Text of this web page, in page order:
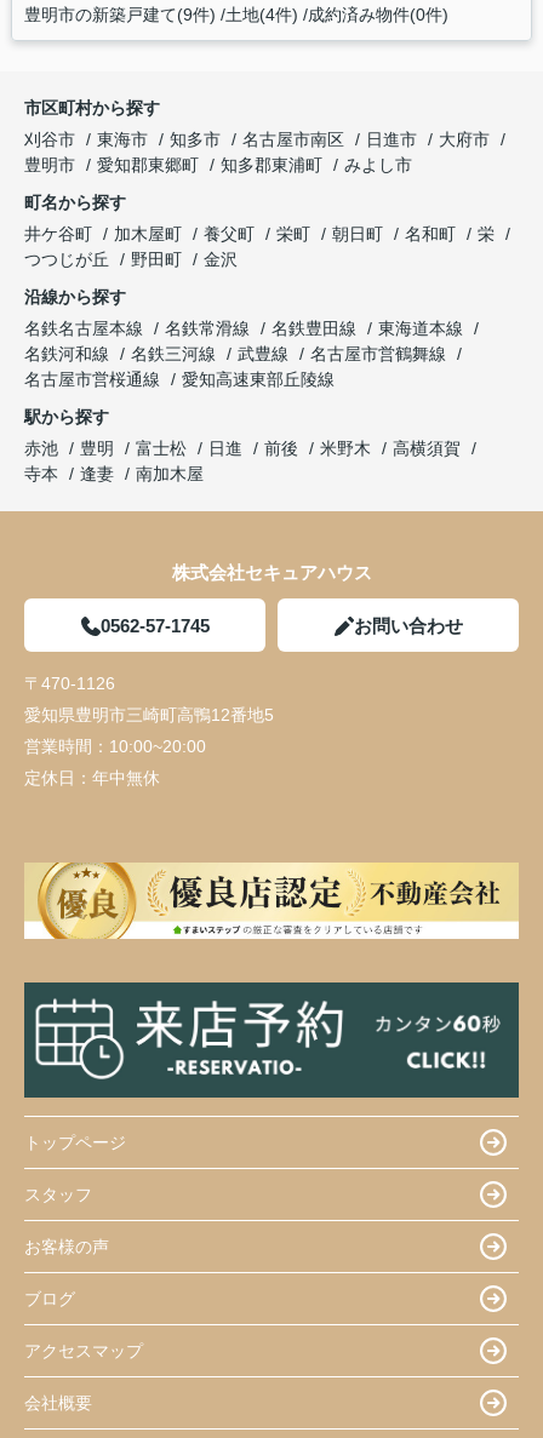
豊明市の新築戸建て(9件) 土地(4件) 成約済み物件(0件)
市区町村から探す
刈谷市
東海市 知多市 名古屋市南区 日進市
大府市
豊明市
愛知郡東郷町 知多郡東浦町
みよし市
町名から探す
井ケ谷町
加木屋町 養父町 栄町 朝日町 名和町
栄
つつじが丘
野田町
金沢
沿線から探す
名鉄名古屋本線
名鉄常滑線 名鉄豊田線
東海道本線
名鉄河和線
名鉄三河線 武豊線
名古屋市営鶴舞線
名古屋市営桜通線
愛知高速東部丘陵線
駅から探す
赤池
豊明 富士松 日進 前後 米野木
高横須賀
寺本
逢妻 南加木屋
株式会社セキュアハウス
0562-57-1745 お問い合わせ
〒470-1126
愛知県豊明市三崎町高鴨12番地5
営業時間： 10:00~20:00
定休日： 年中無休
トップページ
スタッフ
お客様の声
ブログ
アクセスマップ
会社概要